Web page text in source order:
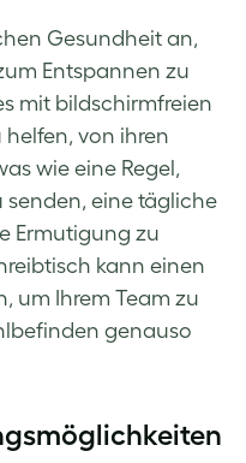
Gesundheit an,
Entspannen zu
mit bildschirmfreien
von ihren
wie eine Regel,
senden, eine tägliche
Ermutigung zu
kann einen
um Ihrem Team zu
genauso